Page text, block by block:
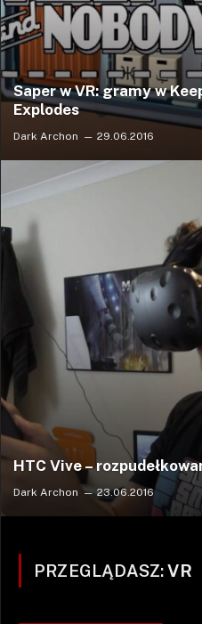
Saper w VR: gramy w
Explodes
Dark Archon 29.06.2016
HTC Vive –
Dark Archon 23.06.2016
PRZEGLĄDASZ:VR